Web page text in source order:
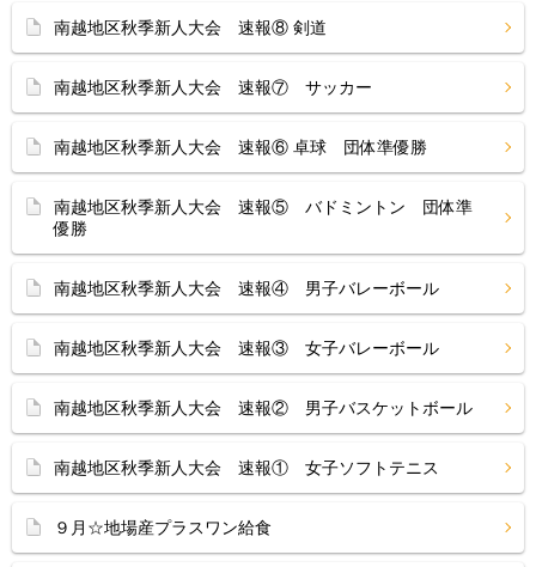
南越地区秋季新人大会 速報⑧ 剣道
南越地区秋季新人大会 速報⑦ サッカー
南越地区秋季新人大会 速報⑥ 卓球 団体準優勝
南越地区秋季新人大会 速報⑤ バドミントン 団体準
優勝
南越地区秋季新人大会 速報④ 男子バレーボール
南越地区秋季新人大会 速報③ 女子バレーボール
南越地区秋季新人大会 速報② 男子バスケットボール
南越地区秋季新人大会 速報① 女子ソフトテニス
９月☆地場産プラスワン給食